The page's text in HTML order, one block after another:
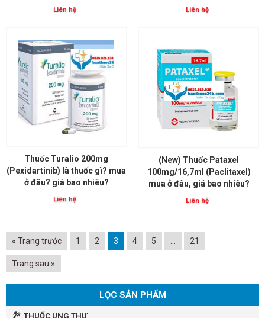
Liên hệ Liên hệ
Thuốc Turalio 200mg
(Pexidartinib) là thuốc gì? mua
ở đâu? giá bao nhiêu?
Liên hệ
(New) Thuốc Pataxel
100mg/16,7ml (Paclitaxel)
mua ở đâu, giá bao nhiêu?
Liên hệ
« Trang trước 1 2 3 4 5 21
Trang sau »
LỌC SẢN PHẨM
THUỐC UNG THƯ